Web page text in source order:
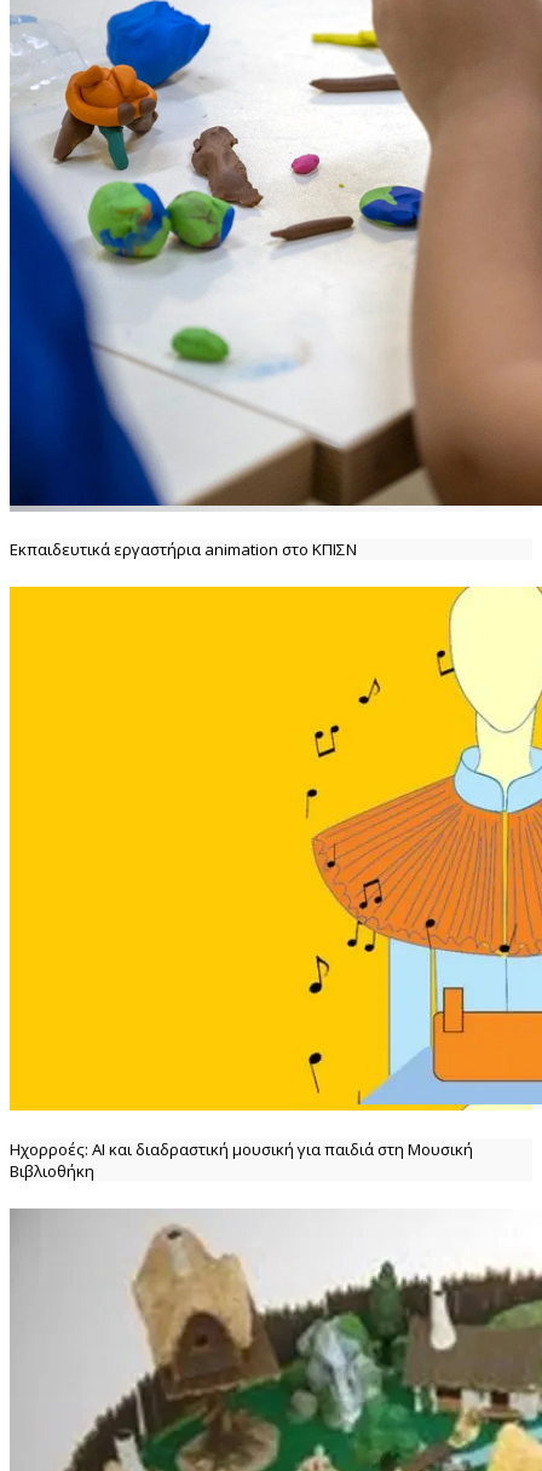
Εκπαιδευτικά εργαστήρια animation στο ΚΠΙΣΝ
Ηχορροές: ΑΙ και διαδραστική μουσική για παιδιά στη Μουσική
Βιβλιοθήκη